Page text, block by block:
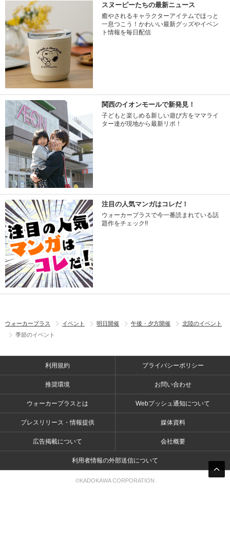
スヌーピーたちの最新ニュース
癒やされるキャラクターアイテムでほっと
一息つこう！かわいい最新グッズやイベン
ト情報を毎日配信
関西のイオンモールで新発見！
子どもと楽しめる新しい遊び方をママライ
ター達が現地から最新リポ！
注目の人気マンガはコレだ！
ウォーカープラスで今一番読まれている話
題作をチェック!!
ウォーカープラス イベント 明日開催 午後・夕方開催
北陸のイベント
季節のイベント
利用規約 プライバシーポリシー
推奨環境 お問い合わせ
ウォーカープラスとは Webプッシュ通知について
プレスリリース・情報提供 媒体資料
広告掲載について 会社概要
利用者情報の外部送信について
©KADOKAWA CORPORATION